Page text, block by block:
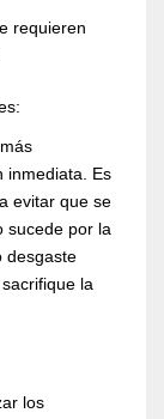
requieren
inmediata. Es
evitar que se
sucede por la
desgaste
la
los